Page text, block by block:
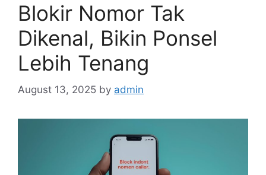
Blokir Nomor Tak
Dikenal, Bikin Ponsel
Lebih Tenang
August 13, 2025 by admin